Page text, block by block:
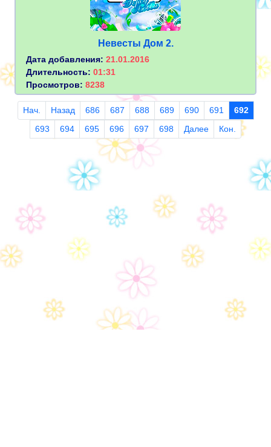
Невесты Дом 2.
Дата добавления: 21.01.2016
Длительность: 01:31
Просмотров: 8238
Нач. Назад 686 687 688 689 690 691
692
693
694 695 696 697 698 Далее Кон.